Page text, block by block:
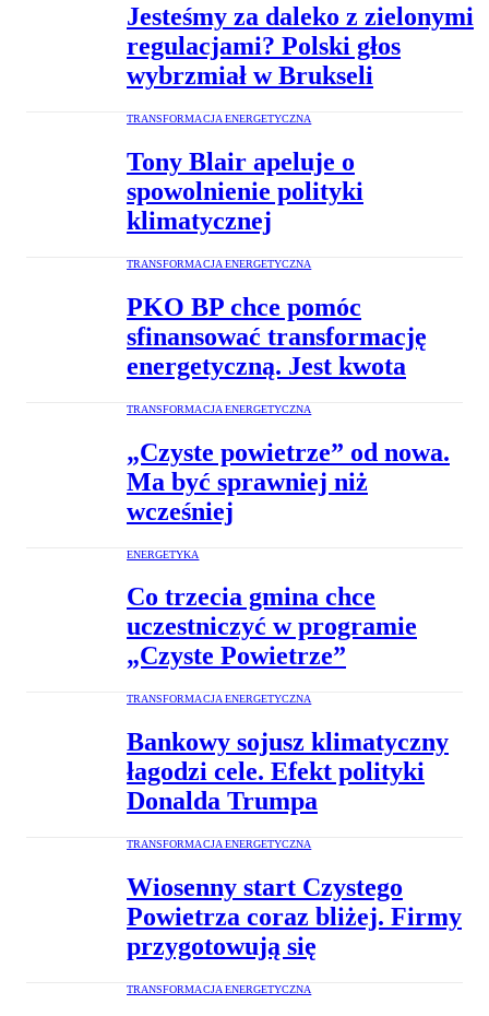
Jesteśmy za daleko z zielonymi
regulacjami? Polski głos
wybrzmiał w Brukseli
TRANSFORMACJA ENERGETYCZNA
Tony Blair apeluje o
spowolnienie polityki
klimatycznej
TRANSFORMACJA ENERGETYCZNA
PKO BP chce pomóc
sfinansować transformację
energetyczną. Jest kwota
TRANSFORMACJA ENERGETYCZNA
„Czyste powietrze” od nowa.
Ma być sprawniej niż
wcześniej
ENERGETYKA
Co trzecia gmina chce
uczestniczyć w programie
„Czyste Powietrze”
TRANSFORMACJA ENERGETYCZNA
Bankowy sojusz klimatyczny
łagodzi cele. Efekt polityki
Donalda Trumpa
TRANSFORMACJA ENERGETYCZNA
Wiosenny start Czystego
Powietrza coraz bliżej. Firmy
przygotowują się
TRANSFORMACJA ENERGETYCZNA